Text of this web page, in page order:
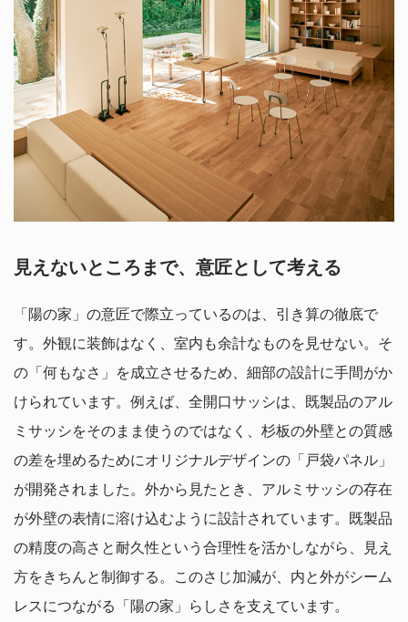
見えないところまで、意匠として考える
「陽の家」の意匠で際立っているのは、引き算の徹底で
す。外観に装飾はなく、室内も余計なものを見せない。そ
の「何もなさ」を成立させるため、細部の設計に手間がか
けられています。例えば、全開口サッシは、既製品のアル
ミサッシをそのまま使うのではなく、杉板の外壁との質感
の差を埋めるためにオリジナルデザインの「戸袋パネル」
が開発されました。外から見たとき、アルミサッシの存在
が外壁の表情に溶け込むように設計されています。既製品
の精度の高さと耐久性という合理性を活かしながら、見え
方をきちんと制御する。このさじ加減が、内と外がシーム
レスにつながる「陽の家」らしさを支えています。